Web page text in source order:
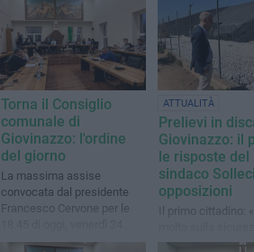
Torna il Consiglio
comunale di
Giovinazzo: l'ordine
del giorno
La massima assise
convocata dal presidente
Francesco Cervone per le
luglio
ATTUALITÀ
Prelievi in
Giovinazzo: il
le risposte del
sindaco
opposizioni
Il primo cittadino:
questo sito anche